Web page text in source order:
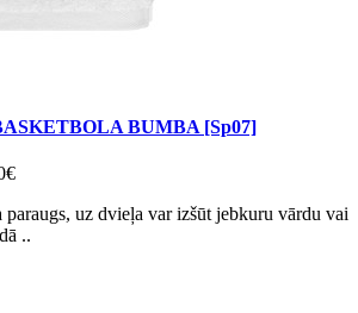
BUMBA [Sp07]
uz dvieļa var izšūt jebkuru vārdu vai
..